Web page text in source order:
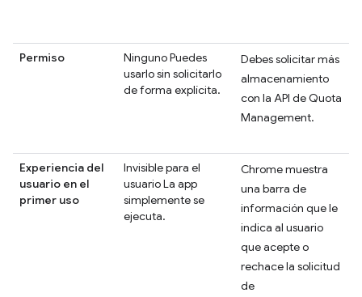
Permiso
Ninguno Puedes
usarlo sin solicitarlo
de forma explícita.
Debes solicitar más
almacenamiento
con la API de Quota
Management.
Experiencia del
usuario en el
primer uso
Invisible para el
usuario La app
simplemente se
ejecuta.
Chrome muestra
una barra de
información que le
indica al usuario
que acepte o
rechace la solicitud
de